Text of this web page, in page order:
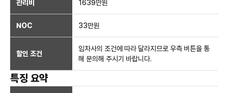
관리비 1639만원
NOC 33만원
할인 조건
임차사의 조건에 따라 달라지므로 우측 버튼을 통
해 문의해 주시기 바랍니다.
특징 요약